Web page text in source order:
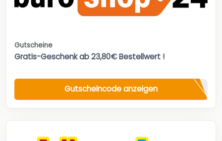
Gutscheine
Gratis-Geschenk ab 23,80€ Bestellwert !
Gutscheincode anzeigen